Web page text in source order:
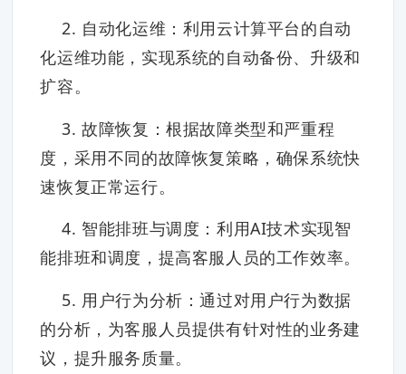
2. 自动化运维：利用云计算平台的自动
化运维功能，实现系统的自动备份、升级和
扩容。
3. 故障恢复：根据故障类型和严重程
度，采用不同的故障恢复策略，确保系统快
速恢复正常运行。
4. 智能排班与调度：利用AI技术实现智
能排班和调度，提高客服人员的工作效率。
5. 用户行为分析：通过对用户行为数据
的分析，为客服人员提供有针对性的业务建
议，提升服务质量。